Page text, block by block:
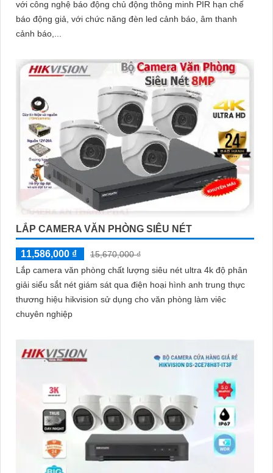
với công nghệ báo động chủ động thông minh PIR hạn chế
báo động giả, với chức năng đèn led cảnh báo, âm thanh
cảnh báo,...
LẮP CAMERA VĂN PHÒNG SIÊU NÉT
11,586,000 ₫
15,670,000 ₫
Lắp camera văn phòng chất lượng siêu nét ultra 4k độ phân
giải siểu sắt nét giám sát qua điện hoại hình anh trung thực
thương hiệu hikvision sử dụng cho văn phòng làm viêc
chuyên nghiệp